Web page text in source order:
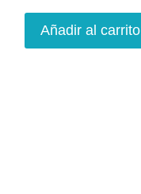
Añadir al carrito